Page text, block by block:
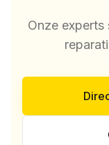
Onze experts